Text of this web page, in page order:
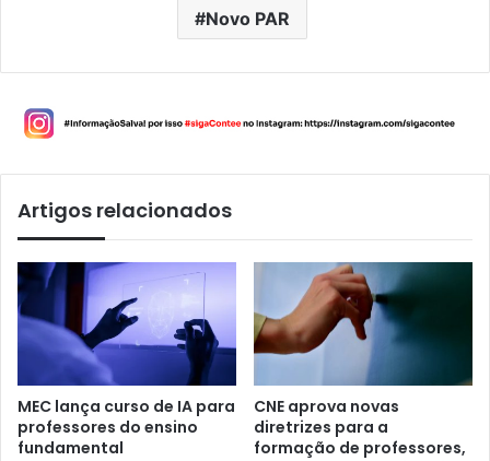
Novo PAR
Artigos relacionados
MEC lança curso de IA para
professores do ensino
fundamental
CNE aprova novas
diretrizes para a
formação de professores,